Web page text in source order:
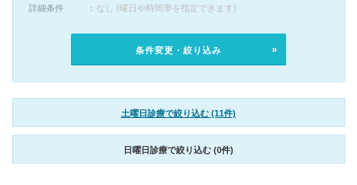
詳細条件
なし (曜日や時間帯を指定できます)
条件変更・絞り込み
土曜日診療で絞り込む (11件)
日曜日診療で絞り込む (0件)